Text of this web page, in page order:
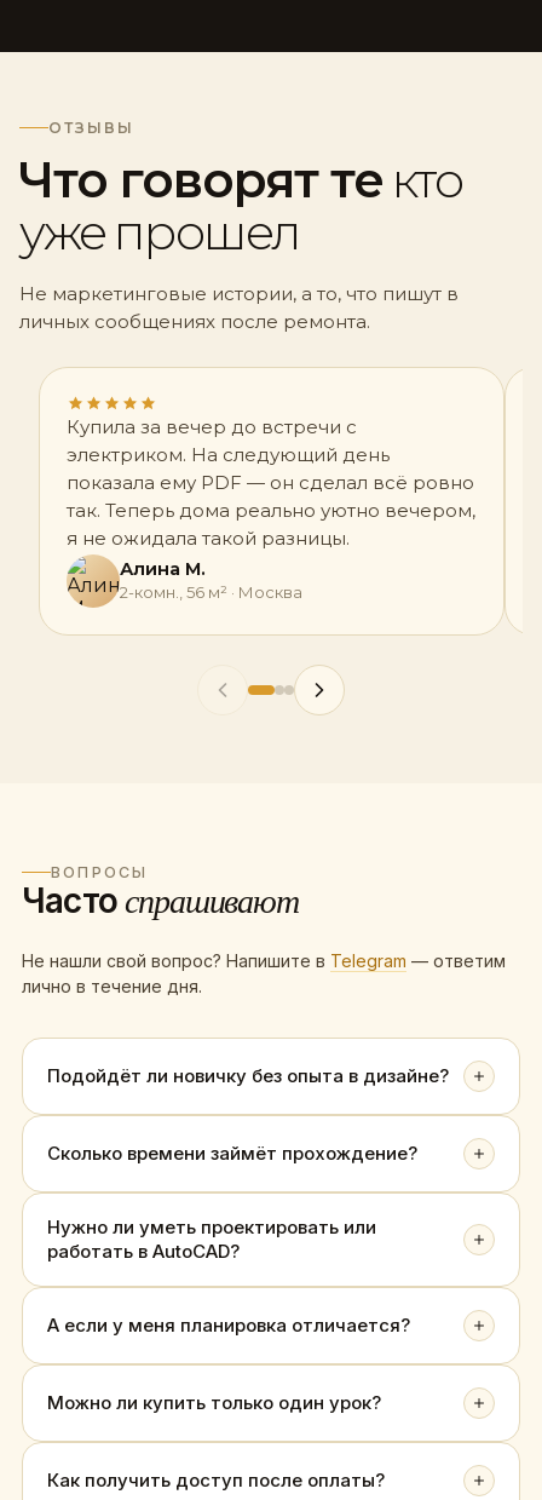
ОТЗЫВЫ
Что говорят те кто
уже прошел
Не маркетинговые истории, а то, что пишут в
личных сообщениях после ремонта.
Купила за вечер до встречи с
электриком. На следующий день
показала ему PDF — он сделал всё ровно
так. Теперь дома реально уютно вечером,
я не ожидала такой разницы.
Алина М.
2-комн., 56 м² · Москва
ВОПРОСЫ
Частоспрашивают
Не нашли свой вопрос? Напишите в Telegram — ответим
лично в течение дня.
Подойдёт ли новичку без опыта в дизайне?
Сколько времени займёт прохождение?
Нужно ли уметь проектировать или
работать в AutoCAD?
А если у меня планировка отличается?
Можно ли купить только один урок?
Как получить доступ после оплаты?